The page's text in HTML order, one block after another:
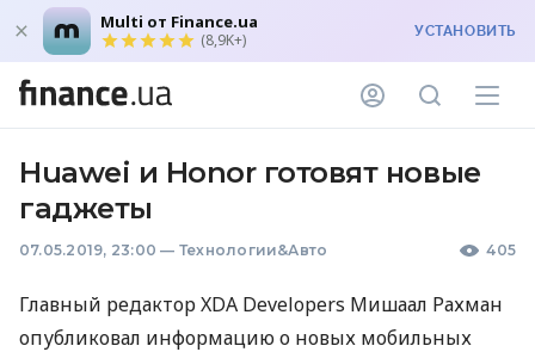
Multi от Finance.ua
(8,9K+) УСТАНОВИТЬ
Huawei и Honor готовят новые
гаджеты
07.05.2019, 23:00 — Технологии&Авто 405
Главный редакторXDA Developers Мишаал Рахман
опубликовал информацию о новых мобильных